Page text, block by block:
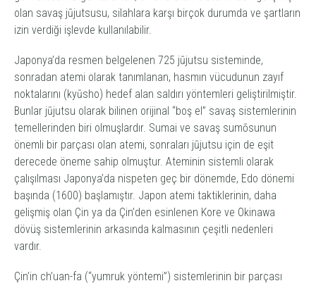
olan savaş jūjutsusu, silahlara karşı birçok durumda ve şartların
izin verdiği işlevde kullanılabilir.
Japonya’da resmen belgelenen 725 jūjutsu sisteminde,
sonradan atemi olarak tanımlanan, hasmın vücudunun zayıf
noktalarını (kyūsho) hedef alan saldırı yöntemleri geliştirilmiştir.
Bunlar jūjutsu olarak bilinen orijinal “boş el” savaş sistemlerinin
temellerinden biri olmuşlardır. Sumai ve savaş sumōsunun
önemli bir parçası olan atemi, sonraları jūjutsu için de eşit
derecede öneme sahip olmuştur. Ateminin sistemli olarak
çalışılması Japonya’da nispeten geç bir dönemde, Edo dönemi
başında (1600) başlamıştır. Japon atemi taktiklerinin, daha
gelişmiş olan Çin ya da Çin’den esinlenen Kore ve Okinawa
dövüş sistemlerinin arkasında kalmasının çeşitli nedenleri
vardır.
Çin’in ch’uan-fa (“yumruk yöntemi”) sistemlerinin bir parçası